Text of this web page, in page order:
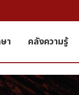
า คลังความรู้